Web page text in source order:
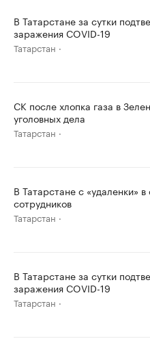
В Татарстане за сутки
заражения COVID-19
Татарстан
СК после хлопка газа в
уголовных дела
Татарстан
В Татарстане с «удаленки»
сотрудников
Татарстан
В Татарстане за сутки
заражения COVID-19
Татарстан